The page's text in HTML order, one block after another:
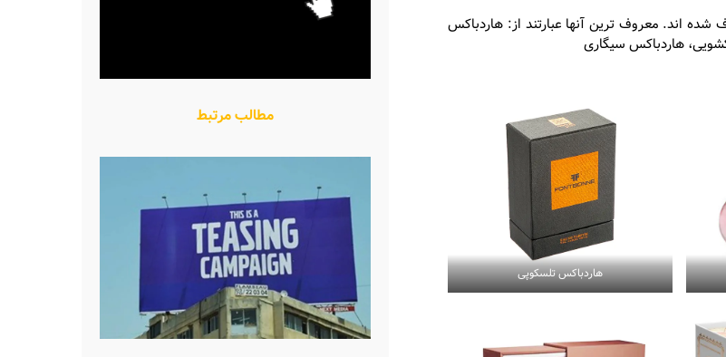
اند. معروف ترین آنها عبارتند از: هاردباکس
هاردباکس سیگاری
هاردباکس تلسکوپی
مطالب مرتبط